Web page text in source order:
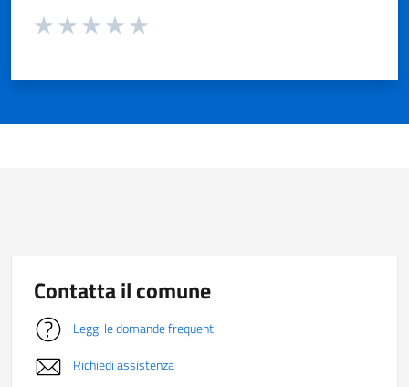
Valuta da 1 a 5 stelle la pagina
Contatta il comune
Leggi le domande frequenti
Richiedi assistenza